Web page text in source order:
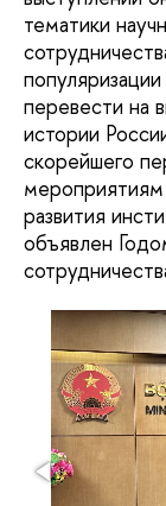
тематики
перевести на
истории
скорейшего
развития
объявлен